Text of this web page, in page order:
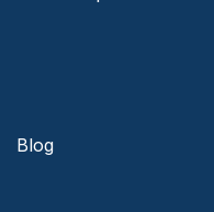
Blog